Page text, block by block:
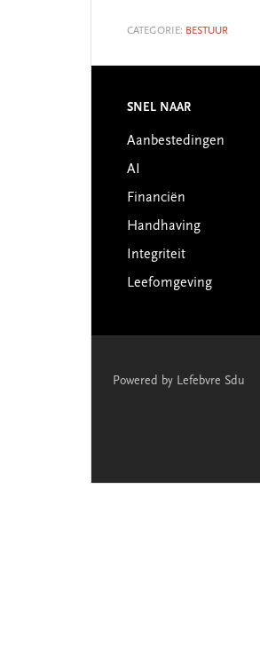
CATEGORIE: BESTUUR
Footer
SNEL NAAR
Aanbestedingen
AI
Financiën
Handhaving
Integriteit
Leefomgeving
Powered by Lefebvre Sdu